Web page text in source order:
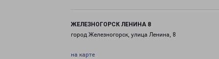
ЖЕЛЕЗНОГОРСК ЛЕНИНА 8
город Железногорск, улица Ленина, 8
на карте